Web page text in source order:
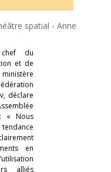
spatial - Anne
du
et de
déclare
« Nous
en
alliés